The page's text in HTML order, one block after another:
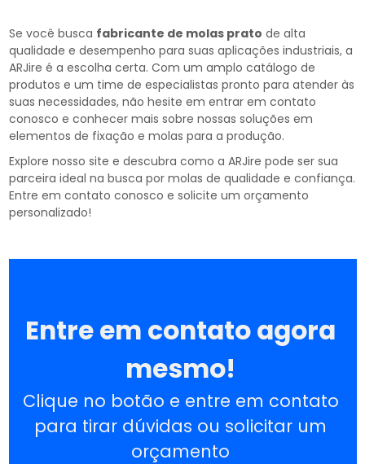
Se você busca fabricante de molas prato de alta
qualidade e desempenho para suas aplicações industriais, a
ARJire é a escolha certa. Com um amplo catálogo de
produtos e um time de especialistas pronto para atender às
suas necessidades, não hesite em entrar em contato
conosco e conhecer mais sobre nossas soluções em
elementos de fixação e molas para a produção.
Explore nosso site e descubra como a ARJire pode ser sua
parceira ideal na busca por molas de qualidade e confiança.
Entre em contato conosco e solicite um orçamento
personalizado!
Entre em contato agora
mesmo!
Clique no botão e entre em contato
para tirar dúvidas ou solicitar um
orçamento